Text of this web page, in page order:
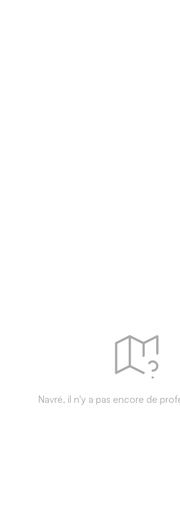
Navré, il n'y a pas encore de